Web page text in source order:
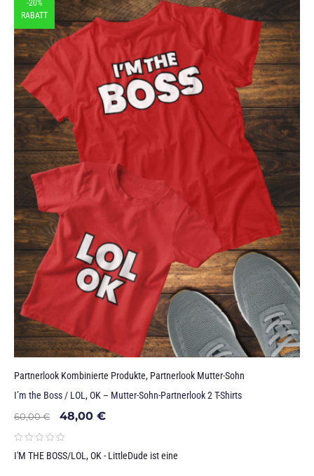
-20%
RABATT
Partnerlook Kombinierte Produkte, Partnerlook Mutter-Sohn
I’m the Boss / LOL, OK – Mutter-Sohn-Partnerlook 2 T-Shirts
60,00€ 48,00 €
I'M THE BOSS/LOL, OK - LittleDude ist eine